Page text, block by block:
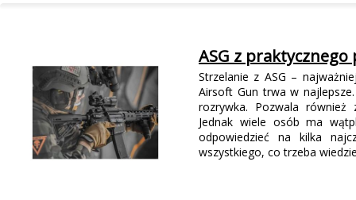
ASG z
Strzelanie z ASG –
Airsoft Gun trwa w
rozrywka. Pozwala również
Jednak wiele osób ma
odpowiedzieć na kilka
wszystkiego, co trzeba